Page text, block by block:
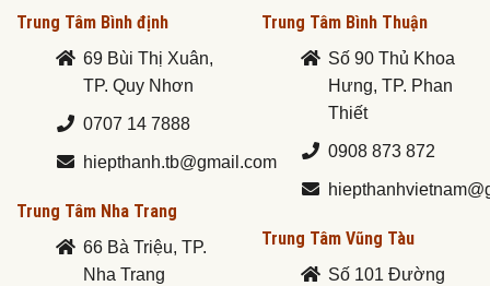
Trung Tâm Bình định
69 Bùi Thị Xuân,
TP. Quy Nhơn
0707 14 7888
hiepthanh.tb@gmail.com
Trung Tâm Nha Trang
66 Bà Triệu, TP.
Nha Trang
Trung Tâm Bình Thuận
Số 90 Thủ Khoa
Hưng, TP. Phan
Thiết
0908 873 872
Trung Tâm Vũng Tàu
Số 101 Đường